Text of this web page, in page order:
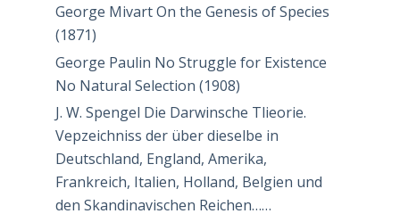
George Mivart On the Genesis of Species
(1871)
George Paulin No Struggle for Existence
No Natural Selection (1908)
J. W. Spengel Die Darwinsche Tlieorie.
Vepzeichniss der über dieselbe in
Deutschland, England, Amerika,
Frankreich, Italien, Holland, Belgien und
den Skandinavischen Reichen……